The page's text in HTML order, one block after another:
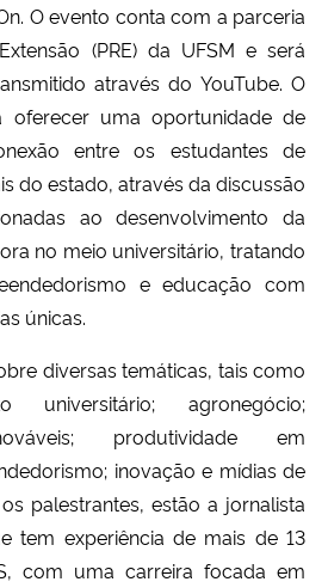
Regional
e dos Direitos Humanos
O evento conta com a parceria
(PRE) da UFSM e será
através do YouTube. O
oferecer uma oportunidade de
entre os estudantes de
do estado, através da discussão
ao desenvolvimento da
no meio universitário, tratando
e educação com
únicas.
diversas temáticas, tais como
universitário; agronegócio;
produtividade em
inovação e mídias de
palestrantes, estão a jornalista
tem experiência de mais de 13
com uma carreira focada em